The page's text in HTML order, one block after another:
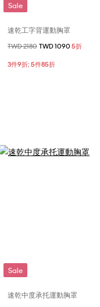
Sale
速乾工字背運動胸罩
價格扣減從
TWD 2180 至
TWD 1090 5折
3件9折; 5件85折
Sale
速乾中度承托運動胸罩